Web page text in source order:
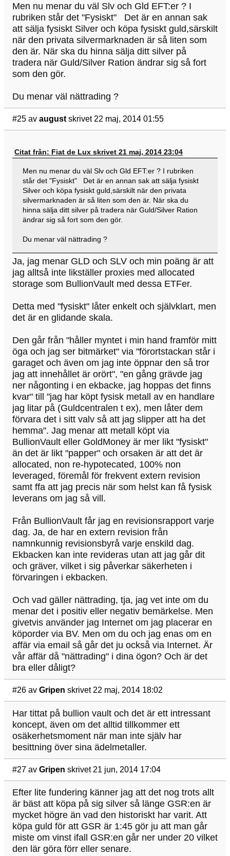
Men nu menar du väl Slv och Gld EFT:er ? I
rubriken står det "Fysiskt" Det är en annan sak
att sälja fysiskt Silver och köpa fysiskt guld,särskilt
när den privata silvermarknaden är så liten som
den är. När ska du hinna sälja ditt silver på
tradera när Guld/Silver Ration ändrar sig så fort
som den gör.
Du menar väl nättrading ?
#25 av august skrivet 22 maj, 2014 01:55
Citat från: Fiat de Lux skrivet 21 maj, 2014 23:04
Men nu menar du väl Slv och Gld EFT:er ? I rubriken
står det "Fysiskt" Det är en annan sak att sälja fysiskt
Silver och köpa fysiskt guld,särskilt när den privata
silvermarknaden är så liten som den är. När ska du
hinna sälja ditt silver på tradera när Guld/Silver Ration
ändrar sig så fort som den gör.
Du menar väl nättrading ?
Ja, jag menar GLD och SLV och min poäng är att
jag alltså inte likställer proxies med allocated
storage som BullionVault med dessa ETFer.
Detta med "fysiskt" låter enkelt och självklart, men
det är en glidande skala.
Den går från "håller myntet i min hand framför mitt
öga och jag ser bitmärket" via "förortstackan står i
garaget och även om jag inte öppnar den så tror
jag att innehållet är orört", "en gång grävde jag
ner någonting i en ekbacke, jag hoppas det finns
kvar" till "jag har köpt fysisk metall av en handlare
jag litar på (Guldcentralen t ex), men låter dem
förvara det i sitt valv så att jag slipper att ha det
hemma". Jag menar att metall köpt via
BullionVault eller GoldMoney är mer likt "fysiskt"
än det är likt "papper" och orsaken är att det är
allocated, non re-hypotecated, 100% non
leveraged, föremål för frekvent extern revision
samt ffa att jag precis när som helst kan få fysisk
leverans om jag så vill.
Från BullionVault får jag en revisionsrapport varje
dag. Ja, de har en extern revision från
namnkunnig revisionsbyrå varje enskild dag.
Ekbacken kan inte revideras utan att jag går dit
och gräver, vilket i sig påverkar säkerheten i
förvaringen i ekbacken.
Och vad gäller nättrading, tja, jag vet inte om du
menar det i positiv eller negativ bemärkelse. Men
givetvis använder jag Internet om jag placerar en
köporder via BV. Men om du och jag enas om en
affär via email så går det ju också via Internet. Är
vår affär då "nättrading" i dina ögon? Och är det
bra eller dåligt?
#26 av Gripen skrivet 22 maj, 2014 18:02
Har tittat på bullion vault och det är ett intressant
koncept, även om det alltid tillkommer ett
osäkerhetsmoment när man inte själv har
besittning över sina ädelmetaller.
#27 av Gripen skrivet 21 jun, 2014 17:04
Efter lite fundering känner jag att det nog trots allt
är bäst att köpa på sig silver så länge GSR:en är
mycket högre än vad den historiskt har varit. Att
köpa guld för att GSR är 1:45 gör ju att man går
miste om vinst ifall GSR:en går ner under 20 vilket
den lär göra förr eller senare.